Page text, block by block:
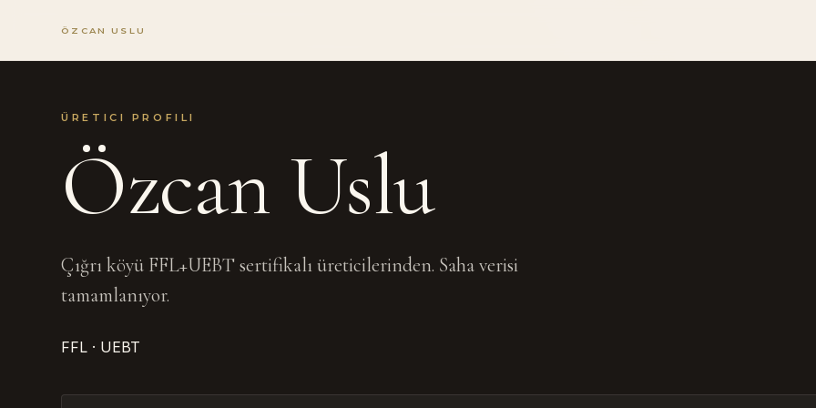
ÖZCAN USLU
ÜRETICI PROFILI
Özcan Uslu
Çığrı köyü FFL+UEBT sertifikalı üreticilerinden. Saha verisi
tamamlanıyor.
FFL · UEBT